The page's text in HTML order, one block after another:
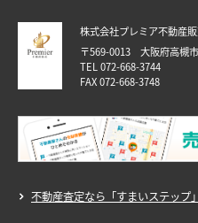
株式会社プレミア不動産
〒569-0013 大阪府高槻
TEL 072-668-3744
FAX 072-668-3748
不動産査定なら「すまいステップ」